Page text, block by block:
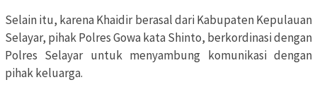
Selain itu, karena Khaidir berasal dari Kabupaten Kepulauan
Selayar, pihak Polres Gowa kata Shinto, berkordinasi dengan
Polres Selayar untuk menyambung komunikasi dengan
pihak keluarga.